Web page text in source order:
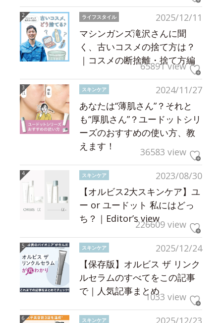
2025/12/11
ライフスタイル
マシンガンズ滝沢さんに聞
く、古いコスメの捨て方は？
｜コスメの断捨離・捨て方編
65891 view
2024/11/27
スキンケア
あなたは“薄肌さん”？それと
も“厚肌さん”？ユードットシリ
ーズのおすすめの使い方、教
えます！
36583 view
2023/08/30
スキンケア
【オルビス2大スキンケア】ユ
ー or ユードット 私にはどっ
ち？｜Editor’s view226609 view
2025/12/24
スキンケア
【保存版】オルビス ザ リンク
ルセラムのすべてをこの記事
で｜人気記事まとめ1033 view
2025/12/23
スキンケア